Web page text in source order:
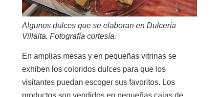
Algunos dulces que se elaboran en Dulcería
Villalta. Fotografía cortesía.
En amplias mesas y en pequeñas vitrinas se
exhiben los coloridos dulces para que los
visitantes puedan escoger sus favoritos. Los